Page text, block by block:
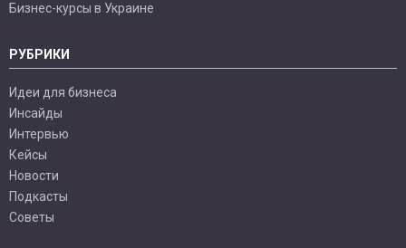
Бизнес-курсы в Украине
РУБРИКИ
Идеи для бизнеса
Инсайды
Интервью
Кейсы
Новости
Подкасты
Советы